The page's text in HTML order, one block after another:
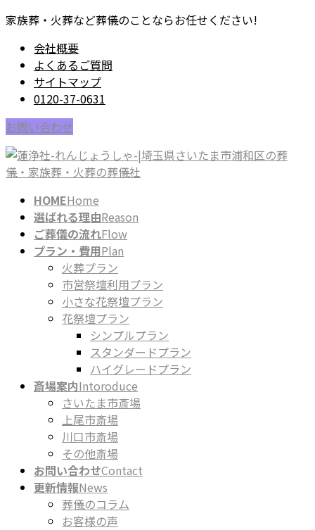
コ
移
動
ナ
ン
に
移
動
家族葬・火葬など葬儀のことならお任せください!
会社概要
よくあるご質問
サイトマップ
0120-37-0631
お問い合わせ
HOMEHome
選ばれる理由Reason
ご葬儀の流れFlow
プラン・費用Plan
火葬プラン
市営祭壇利用プラン
小さな花祭壇プラン
花祭壇プラン
シンプルプラン
スタンダードプラン
ハイグレードプラン
斎場案内Intoroduce
さいたま市斎場
上尾市斎場
川口市斎場
その他斎場
お問い合わせContact
更新情報News
葬儀のコラム
お客様の声